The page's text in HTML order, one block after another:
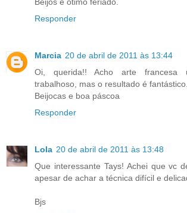
Responder
Marcia 20 de abril de 2011 às 13:44
Oi, querida!! Acho arte francesa
trabalhoso, mas o resultado é fantástico.
Beijocas e boa páscoa
Responder
Lola 20 de abril de 2011 às 13:48
Que interessante Tays! Achei que vc
apesar de achar a técnica difícil e
Bjs